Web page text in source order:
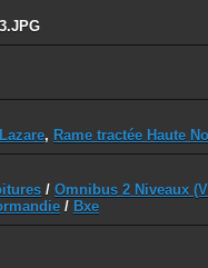
, Rame tractée Haute
/ Omnibus 2 Niveaux
/ Bxe